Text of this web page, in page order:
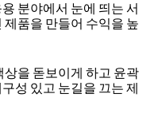
분야에서 눈에 띄는 서
품을 만들어 수익을 높
상을 돋보이게 하고 윤곽
성 있고 눈길을 끄는 제